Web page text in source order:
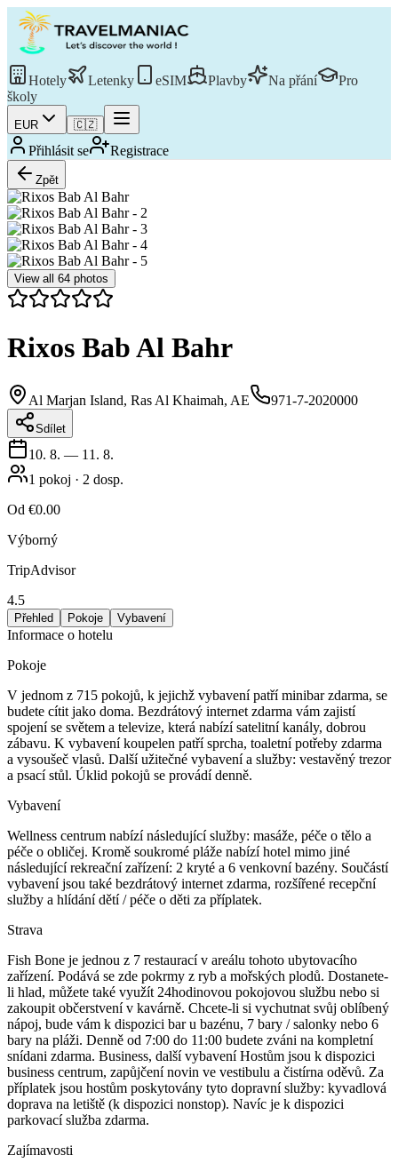
Hotely Letenky eSIM Plavby Na přání
Pro
školy
EUR 🇨🇿
Přihlásit se Registrace
Zpět
View all 64 photos
Rixos Bab Al Bahr
Al Marjan Island, Ras Al Khaimah, AE 971-7-2020000
Sdílet
10. 8. — 11. 8.
1 pokoj · 2 dosp.
Od €0.00
Výborný
TripAdvisor
4.5
Přehled Pokoje Vybavení
Informace o hotelu
Pokoje
V jednom z 715 pokojů, k jejichž vybavení patří minibar zdarma, se
budete cítit jako doma. Bezdrátový internet zdarma vám zajistí
spojení se světem a televize, která nabízí satelitní kanály, dobrou
zábavu. K vybavení koupelen patří sprcha, toaletní potřeby zdarma
a vysoušeč vlasů. Další užitečné vybavení a služby: vestavěný trezor
a psací stůl. Úklid pokojů se provádí denně.
Vybavení
Wellness centrum nabízí následující služby: masáže, péče o tělo a
péče o obličej. Kromě soukromé pláže nabízí hotel mimo jiné
následující rekreační zařízení: 2 kryté a 6 venkovní bazény. Součástí
vybavení jsou také bezdrátový internet zdarma, rozšířené recepční
služby a hlídání dětí / péče o děti za příplatek.
Strava
Fish Bone je jednou z 7 restaurací v areálu tohoto ubytovacího
zařízení. Podává se zde pokrmy z ryb a mořských plodů. Dostanete-
li hlad, můžete také využít 24hodinovou pokojovou službu nebo si
zakoupit občerstvení v kavárně. Chcete-li si vychutnat svůj oblíbený
nápoj, bude vám k dispozici bar u bazénu, 7 bary / salonky nebo 6
bary na pláži. Denně od 7:00 do 11:00 budete zváni na kompletní
snídani zdarma. Business, další vybavení Hostům jsou k dispozici
business centrum, zapůjčení novin ve vestibulu a čistírna oděvů. Za
příplatek jsou hostům poskytovány tyto dopravní služby: kyvadlová
doprava na letiště (k dispozici nonstop). Navíc je k dispozici
parkovací služba zdarma.
Zajímavosti